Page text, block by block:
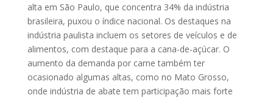
alta em São Paulo, que concentra 34% da indústria
brasileira, puxou o índice nacional. Os destaques na
indústria paulista incluem os setores de veículos e de
alimentos, com destaque para a cana-de-açúcar. O
aumento da demanda por carne também ter
ocasionado algumas altas, como no Mato Grosso,
onde indústria de abate tem participação mais forte